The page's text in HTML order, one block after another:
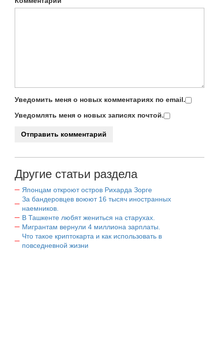
Уведомить меня о новых комментариях по email.
Уведомлять меня о новых записях почтой.
Другие статьи раздела
Японцам откроют остров Рихарда Зорге
За бандеровцев воюют 16 тысяч иностранных
наемников.
В Ташкенте любят жениться на старухах.
Мигрантам вернули 4 миллиона зарплаты.
Что такое криптокарта и как использовать в
повседневной жизни